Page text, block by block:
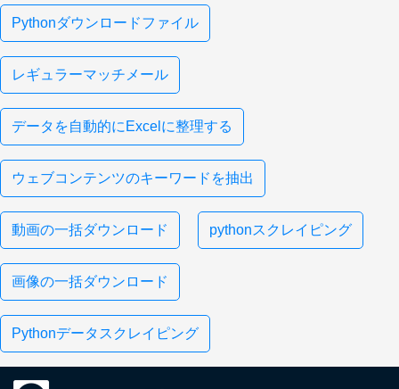
Pythonダウンロードファイル
レギュラーマッチメール
データを自動的にExcelに整理する
ウェブコンテンツのキーワードを抽出
動画の一括ダウンロード pythonスクレイピング
画像の一括ダウンロード
Pythonデータスクレイピング